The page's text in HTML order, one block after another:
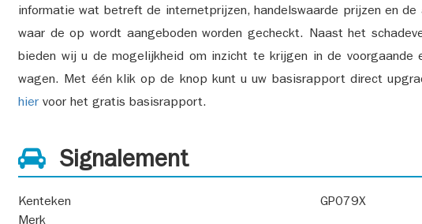
informatie wat betreft de internetprijzen, handelswaarde prijzen en
waar de op wordt aangeboden worden gecheckt. Naast het
bieden wij u de mogelijkheid om inzicht te krijgen in de voorgaande
wagen. Met één klik op de knop kunt u uw basisrapport direct
hier voor het gratis basisrapport.
Signalement
Kenteken
GP079X